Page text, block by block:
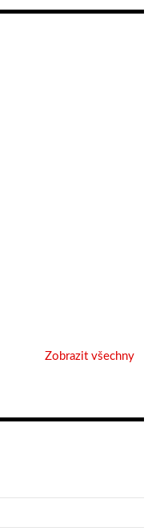
Zobrazit všechny